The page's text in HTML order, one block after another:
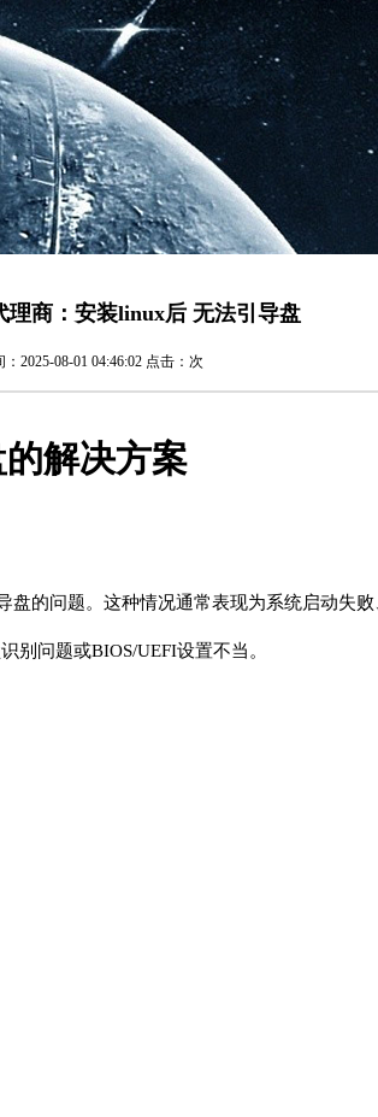
理商：安装linux后 无法引导盘
：2025-08-01 04:46:02 点击： 次
解决方案
盘的问题。这种情况通常表现为系统启动失
别问题或BIOS/UEFI设置不当。